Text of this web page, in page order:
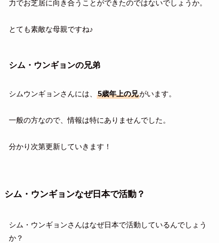
力でお芝居に向き合うことができたのではないでしょうか。
とても素敵な母親ですね♪
シム・ウンギョンの兄弟
シムウンギョンさんには、 5歳年上の兄がいます。
一般の方なので、情報は特にありませんでした。
分かり次第更新していきます！
シム・ウンギョンなぜ日本で活動？
シム・ウンギョンさんはなぜ日本で活動しているんでしょう
か？